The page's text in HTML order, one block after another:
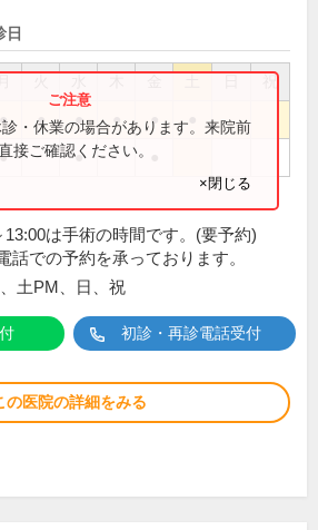
日
祝
● ● ● ● ●
●
・休業の場合があります。来院前
接ご確認ください。
×閉じる
13:00は手術の時間です。(要予約)
話での予約を承っております。
土PM、日、祝
初診・再診電話受付
の医院の詳細をみる